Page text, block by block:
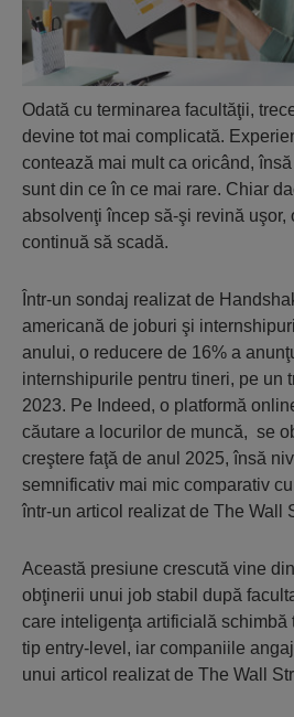
Odată cu terminarea facultăţii,
devine tot mai complicată.
contează mai mult ca oricând,
sunt din ce în ce mai rare. Chiar
absolvenţi încep să-şi revină uşor,
continuă să scadă.
Într-un sondaj realizat de
americană de joburi şi
anului, o reducere de 16% a
internshipurile pentru tineri, pe un
2023. Pe Indeed, o platformă
căutare a locurilor de muncă, se
creştere faţă de anul 2025, însă
semnificativ mai mic comparativ
într-un articol realizat de The Wall
Această presiune crescută vine
obţinerii unui job stabil după
care inteligenţa artificială schimbă
tip entry-level, iar companiile
unui articol realizat de The Wall